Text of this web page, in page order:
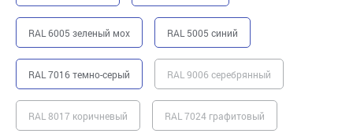
RAL 6005 зеленый мох RAL 5005 синий
RAL 7016 темно-серый RAL 9006 серебрянный
RAL 8017 коричневый RAL 7024 графитовый